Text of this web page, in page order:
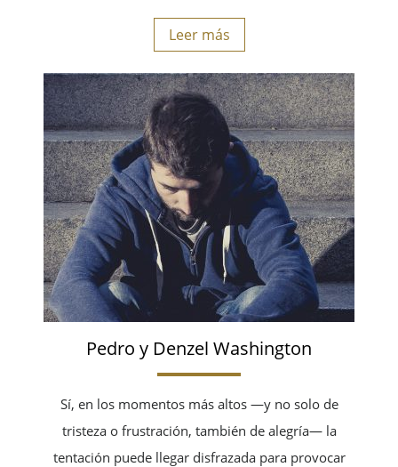
Leer más
Pedro y Denzel Washington
Sí, en los momentos más altos —y no solo de
tristeza o frustración, también de alegría— la
tentación puede llegar disfrazada para provocar